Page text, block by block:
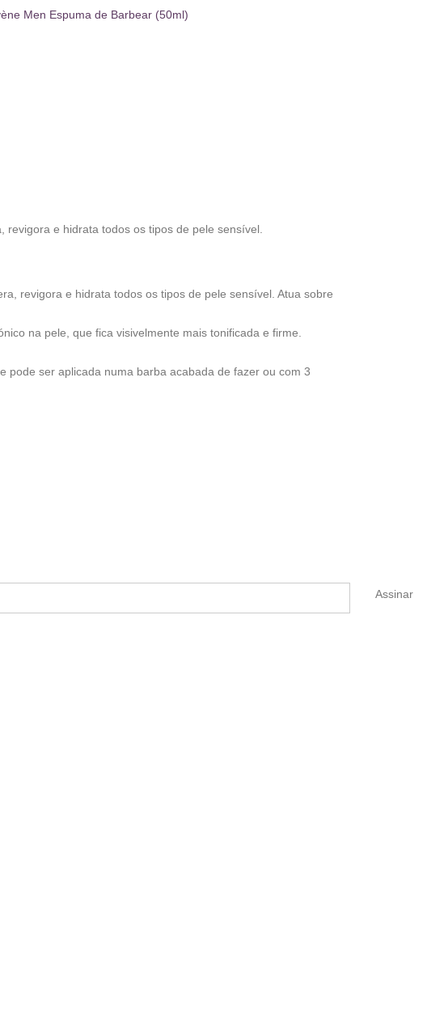
Men Espuma de Barbear (50ml)
e hidrata todos os tipos de pele sensível.
revigora e hidrata todos os tipos de pele sensível. Atua sobre
na pele, que fica visivelmente mais tonificada e firme.
pode ser aplicada numa barba acabada de fazer ou com 3
Assinar